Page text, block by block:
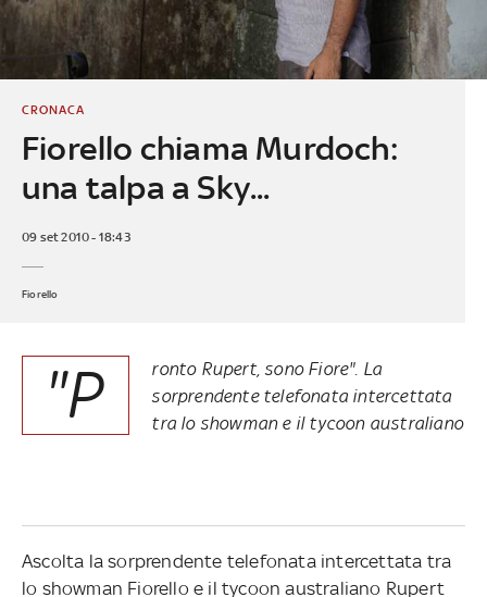
Fiorello chiama Murdoch:
una talpa a Sky...
CRONACA
09 set 2010 - 18:43
Fiorello
"P
ronto Rupert, sono Fiore". La
sorprendente telefonata intercettata
tra lo showman e il tycoon australiano
Ascolta la sorprendente telefonata intercettata tra
lo showman Fiorello e il tycoon australiano Rupert